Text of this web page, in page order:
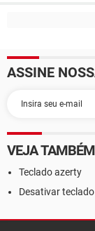
ASSINE
VEJA TAMBÉM
Teclado azerty
Desativar